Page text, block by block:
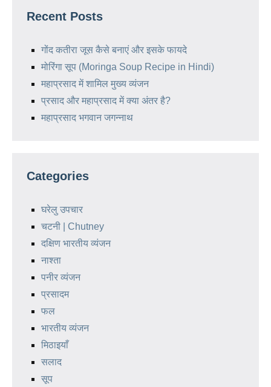
Recent Posts
गोंद कतीरा जूस कैसे बनाएं और इसके फायदे
मोरिंगा सूप (Moringa Soup Recipe in Hindi)
महाप्रसाद में शामिल मुख्य व्यंजन
प्रसाद और महाप्रसाद में क्या अंतर है?
महाप्रसाद भगवान जगन्नाथ
Categories
घरेलु उपचार
चटनी | Chutney
दक्षिण भारतीय व्यंजन
नाश्ता
पनीर व्यंजन
प्रसादम
फल
भारतीय व्यंजन
मिठाइयाँ
सलाद
सूप